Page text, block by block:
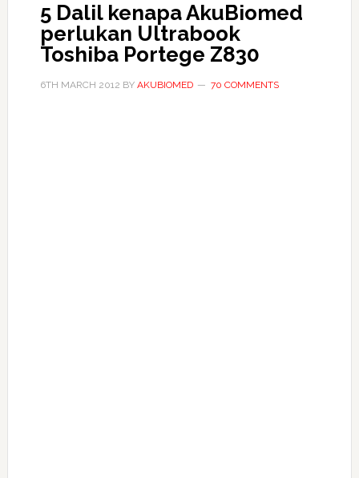
5 Dalil kenapa AkuBiomed
perlukan Ultrabook
Toshiba Portege Z830
6TH MARCH 2012 BY AKUBIOMED 70 COMMENTS